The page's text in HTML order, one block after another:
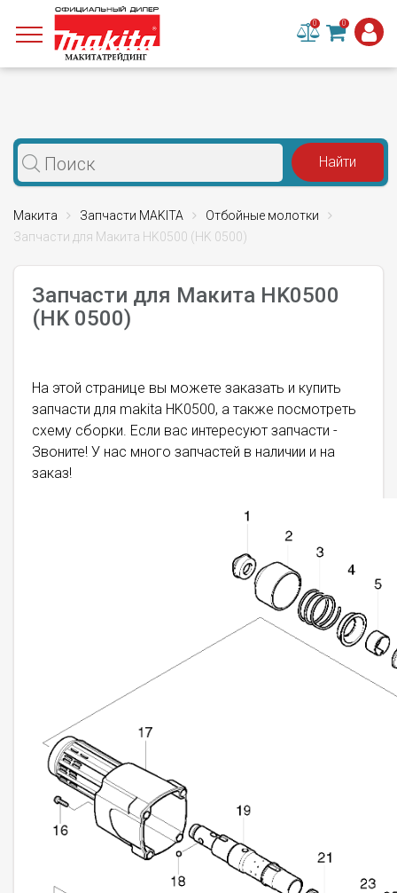
0 0
Макита Запчасти MAKITA
Отбойные молотки
Запчасти для Макита HK0500 (HK 0500)
Запчасти для Макита HK0500
(HK 0500)
На этой странице вы можете заказать и купить
запчасти для makita HK0500, а также посмотреть
схему сборки. Если вас интересуют запчасти -
Звоните! У нас много запчастей в наличии и на
заказ!